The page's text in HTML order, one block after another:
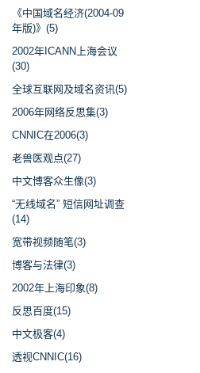
《中国域名经济(2004-09
年版)》(5)
2002年ICANN上海会议
(30)
全球互联网及域名资讯(5)
2006年网络反思集(3)
CNNIC在2006(3)
老兽医观点(27)
中文博客众生像(3)
“无线域名” 短信网址调查
(14)
宽带视频随笔(3)
博客与法律(3)
2002年上海印象(8)
反思百度(15)
中文极客(4)
透视CNNIC(16)